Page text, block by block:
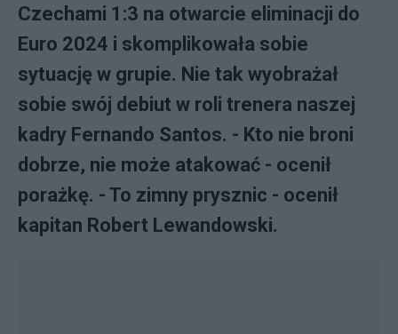
Czechami 1:3 na otwarcie eliminacji do
Euro 2024 i skomplikowała sobie
sytuację w grupie. Nie tak wyobrażał
sobie swój debiut w roli trenera naszej
kadry Fernando Santos. - Kto nie broni
dobrze, nie może atakować - ocenił
porażkę. - To zimny prysznic - ocenił
kapitan Robert Lewandowski.